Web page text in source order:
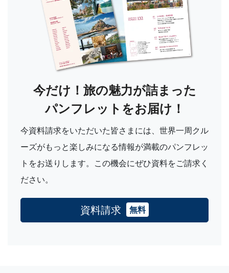
今だけ！旅の魅力が詰まった
パンフレットをお届け！
今資料請求をいただいた皆さまには、世界一周クル
ーズがもっと楽しみになる情報が満載のパンフレッ
トをお送りします。この機会にぜひ資料をご請求く
ださい。
資料請求 無料